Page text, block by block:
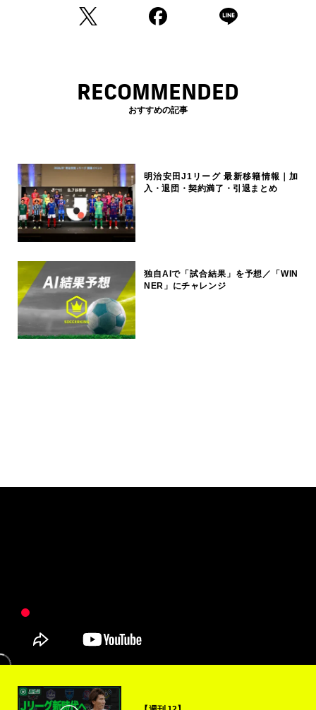
RECOMMENDED
おすすめの記事
明治安田J1リーグ 最新移籍情報｜加
入・退団・契約満了・引退まとめ
独自AIで「試合結果」を予想／「WIN
NER」にチャレンジ